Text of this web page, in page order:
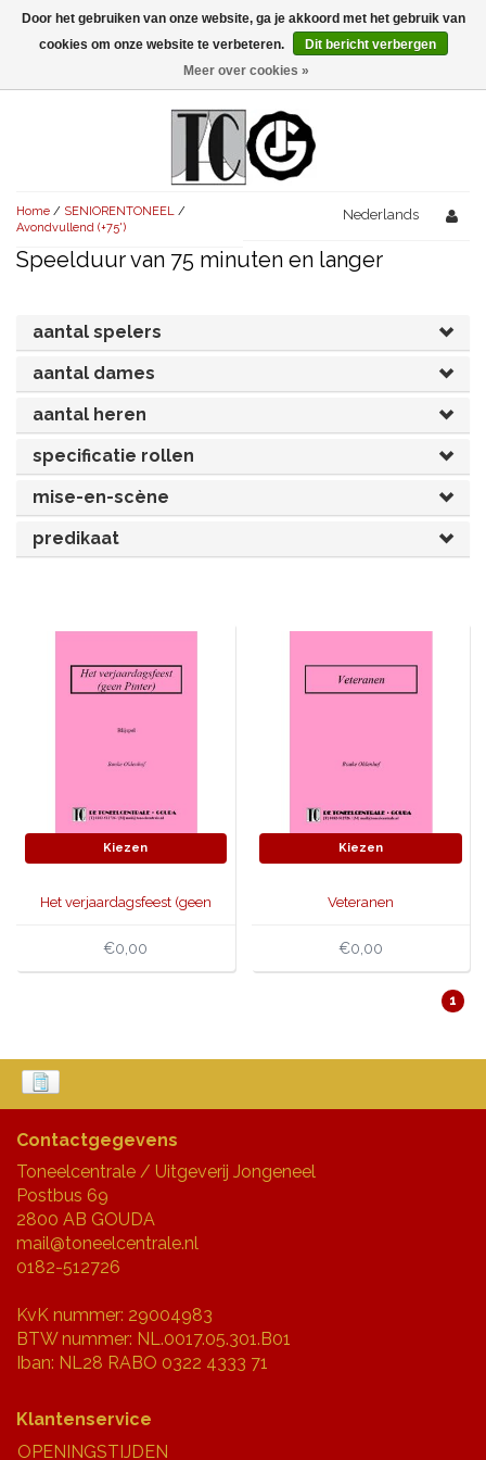
Menu
AVONDVULLEND (+75')
KORT (-30')
OVERIG (30'-75')
UITGELICHT!
AVONDVULLEND (+75')
KORT (-30')
OVERIG (30'-75')
UITGELICHT!
THRILLERS
AVONDVULLEND (+75')
OVERIG (30'-75')
SENIORENTONEEL
KORT (-30')
OVERIG (30'-75')
UITGELICHT!
SPEKTAKELSTUKKEN
JUBILEUMSTUK
KOSTUUMSTUK
MUSICAL
OVERIG
SINTERKLAASTONEEL
KERSTTONEEL
PAASTONEEL
HANDBOEKEN
RECHTEN REGELEN
Home / SENIORENTONEEL /
Avondvullend (+75')
Nederlands
Speelduur van 75 minuten en langer
aantal spelers
aantal dames
aantal heren
specificatie rollen
mise-en-scène
predikaat
Kiezen
Het verjaardagsfeest (geen
€0,00
Kiezen
Veteranen
€0,00
1
Contactgegevens
Toneelcentrale / Uitgeverij Jongeneel
Postbus 69
2800 AB GOUDA
mail@toneelcentrale.nl
0182-512726
KvK nummer: 29004983
BTW nummer: NL.0017.05.301.B01
Iban: NL28 RABO 0322 4333 71
Klantenservice
OPENINGSTIJDEN
Door het gebruiken van onze website, ga je akkoord met het gebruik van
cookies om onze website te verbeteren.
Dit bericht verbergen
Meer over cookies »